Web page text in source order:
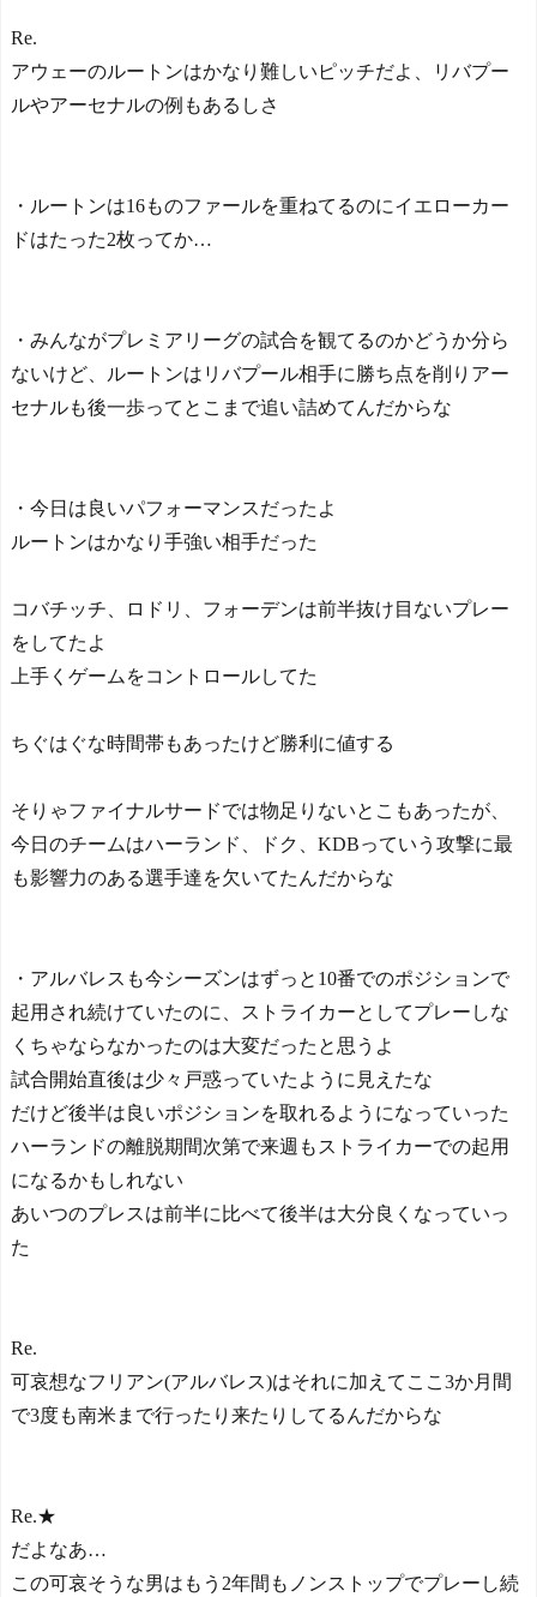
Re.
アウェーのルートンはかなり難しいピッチだよ、リバプー
ルやアーセナルの例もあるしさ
・ルートンは16ものファールを重ねてるのにイエローカー
ドはたった2枚ってか…
・みんながプレミアリーグの試合を観てるのかどうか分ら
ないけど、ルートンはリバプール相手に勝ち点を削りアー
セナルも後一歩ってとこまで追い詰めてんだからな
・今日は良いパフォーマンスだったよ
ルートンはかなり手強い相手だった
コバチッチ、ロドリ、フォーデンは前半抜け目ないプレー
をしてたよ
上手くゲームをコントロールしてた
ちぐはぐな時間帯もあったけど勝利に値する
そりゃファイナルサードでは物足りないとこもあったが、
今日のチームはハーランド、ドク、KDBっていう攻撃に最
も影響力のある選手達を欠いてたんだからな
・アルバレスも今シーズンはずっと10番でのポジションで
起用され続けていたのに、ストライカーとしてプレーしな
くちゃならなかったのは大変だったと思うよ
試合開始直後は少々戸惑っていたように見えたな
だけど後半は良いポジションを取れるようになっていった
ハーランドの離脱期間次第で来週もストライカーでの起用
になるかもしれない
あいつのプレスは前半に比べて後半は大分良くなっていっ
た
Re.
可哀想なフリアン(アルバレス)はそれに加えてここ3か月間
で3度も南米まで行ったり来たりしてるんだからな
Re.★
だよなあ…
この可哀そうな男はもう2年間もノンストップでプレーし続